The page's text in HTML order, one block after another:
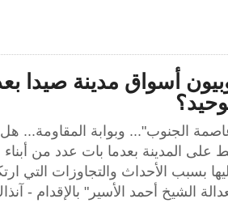
أسواق مدينة صيدا
الجنوب"... وبوابة المقاومة... هل
المدينة بعدما بات عدد من أبناء
بسبب الأحداث والتجاوزات التي
الشيخ أحمد الأسير" بالإقدام -